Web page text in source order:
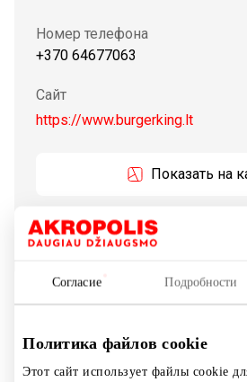
Согласие Подробности
Политика файлов cookie
Этот сайт использует файлы cookie
Номер телефона
+370 64677063
Сайт
https://www.burgerking.lt
Показать на
Каждый день более 11
много, потому что известно, что
предлагают качественную,
второй по величине сетью
где подают гамбургеры. HOME